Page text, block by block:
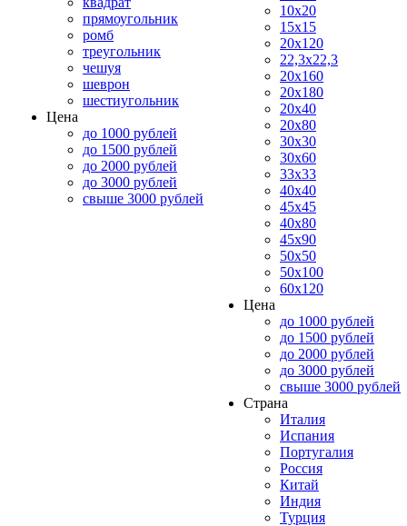
прямоугольник
ромб
треугольник
чешуя
шеврон
шестиугольник
Цена
до 1000 рублей
до 1500 рублей
до 2000 рублей
до 3000 рублей
свыше 3000 рублей
10x20
15x15
20x120
22,3x22,3
20x160
20x180
20x40
20x80
30x30
30x60
33x33
40x40
45x45
40x80
45x90
50x50
50x100
60x120
Цена
до 1000 рублей
до 1500 рублей
до 2000 рублей
до 3000 рублей
свыше 3000 рублей
Страна
Италия
Испания
Португалия
Россия
Китай
Индия
Турция